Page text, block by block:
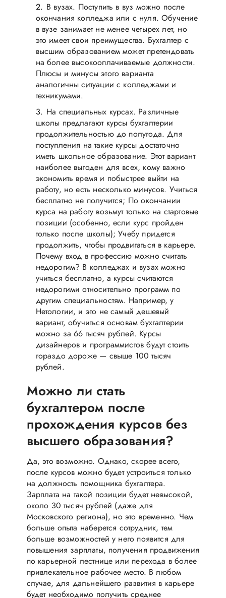
В вузах. Поступить в вуз можно после
окончания колледжа или с нуля. Обучение
в вузе занимает не менее четырех лет, но
это имеет свои преимущества. Бухгалтер с
высшим образованием может претендовать
на более высокооплачиваемые должности.
Плюсы и минусы этого варианта
аналогичны ситуации с колледжами и
техникумами.
На специальных курсах. Различные
школы предлагают курсы бухгалтерии
продолжительностью до полугода. Для
поступления на такие курсы достаточно
иметь школьное образование. Этот вариант
наиболее выгоден для всех, кому важно
экономить время и побыстрее выйти на
работу, но есть несколько минусов. Учиться
бесплатно не получится; По окончании
курса на работу возьмут только на стартовые
позиции (особенно, если курс пройден
только после школы); Учебу придется
продолжить, чтобы продвигаться в карьере.
Почему вход в профессию можно считать
недорогим? В колледжах и вузах можно
учиться бесплатно, а курсы считаются
недорогими относительно программ по
другим специальностям. Например, у
Нетологии, и это не самый дешевый
вариант, обучиться основам бухгалтерии
можно за 66 тысяч рублей. Курсы
дизайнеров и программистов будут стоить
гораздо дороже — свыше 100 тысяч
рублей.
Можно ли стать
бухгалтером после
прохождения курсов без
высшего образования?
Да, это возможно. Однако, скорее всего,
после курсов можно будет устроиться только
на должность помощника бухгалтера.
Зарплата на такой позиции будет невысокой,
около 30 тысяч рублей (даже для
Московского региона), но это временно. Чем
больше опыта наберется сотрудник, тем
больше возможностей у него появится для
повышения зарплаты, получения продвижения
по карьерной лестнице или перехода в более
привлекательное рабочее место. В любом
случае, для дальнейшего развития в карьере
будет необходимо получить среднее